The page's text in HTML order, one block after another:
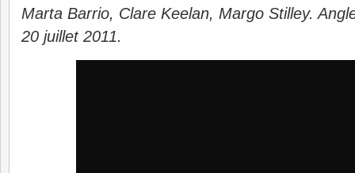
Marta Barrio, Clare Keelan, Margo Stilley.
20 juillet 2011.